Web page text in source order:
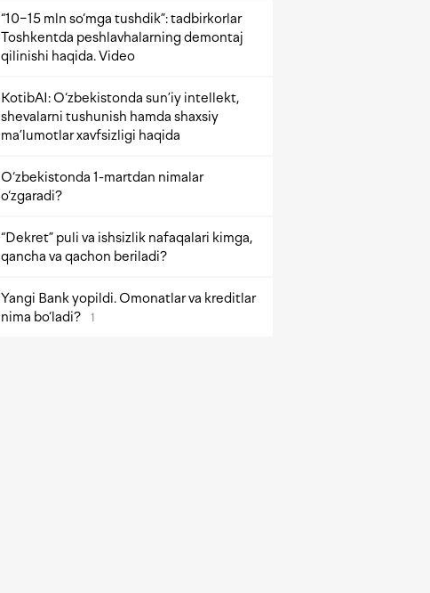
“10−15 mln so‘mga tushdik”: tadbirkorlar
Toshkentda peshlavhalarning demontaj
qilinishi haqida. Video
KotibAI: O‘zbekistonda sun’iy intellekt,
shevalarni tushunish hamda shaxsiy
ma’lumotlar xavfsizligi haqida
O‘zbekistonda 1-martdan nimalar
o‘zgaradi?
“Dekret” puli va ishsizlik nafaqalari kimga,
qancha va qachon beriladi?
Yangi Bank yopildi. Omonatlar va kreditlar
nima bo‘ladi?
1